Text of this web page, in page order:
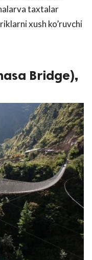
taxtalar
xush ko’ruvchi
Bridge),